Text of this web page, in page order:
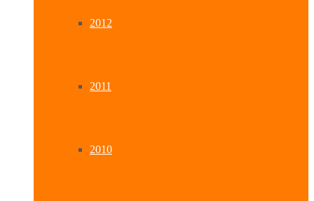
2012
2011
2010